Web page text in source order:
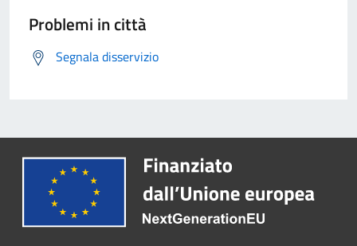
Problemi in città
Segnala disservizio